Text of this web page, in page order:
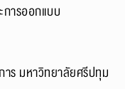
การออกแบบ
าร มหาวิทยาลัยศรีปทุม